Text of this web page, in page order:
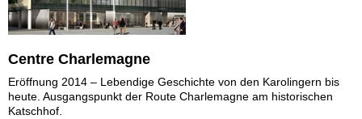
Centre Charlemagne
Eröffnung 2014 – Lebendige Geschichte von den Karolingern bis
heute. Ausgangspunkt der Route Charlemagne am historischen
Katschhof.